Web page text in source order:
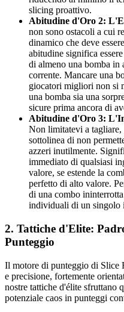
slicing proattivo.
Abitudine d'Oro 2:
non sono ostacoli a cui
dinamico che deve
abitudine significa
di almeno una bomba in
corrente. Mancare una
giocatori migliori non si
una bomba sia una
sicure prima ancora di
Abitudine d'Oro 3:
Non limitatevi a tagliare,
sottolinea di non
azzeri inutilmente.
immediato di qualsiasi
valore, se estende la
perfetto di alto valore.
di una combo
individuali di un singolo
2. Tattiche d'Elite:
Punteggio
Il motore di punteggio di Slice
e precisione, fortemente
nostre tattiche d'élite sfruttano
potenziale caos in punteggi